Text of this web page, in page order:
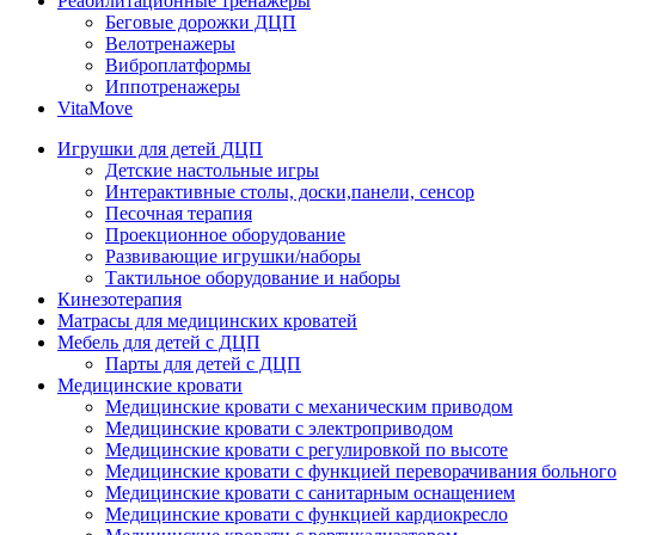
Беговые дорожки ДЦП
Велотренажеры
Виброплатформы
Иппотренажеры
VitaMove
Игрушки для детей ДЦП
Детские настольные игры
Интерактивные столы, доски,панели, сенсор
Песочная терапия
Проекционное оборудование
Развивающие игрушки/наборы
Тактильное оборудование и наборы
Кинезотерапия
Матрасы для медицинских кроватей
Мебель для детей с ДЦП
Парты для детей с ДЦП
Медицинские кровати
Медицинские кровати с механическим приводом
Медицинские кровати с электроприводом
Медицинские кровати с регулировкой по высоте
Медицинские кровати с функцией переворачивания больного
Медицинские кровати с санитарным оснащением
Медицинские кровати с функцией кардиокресло